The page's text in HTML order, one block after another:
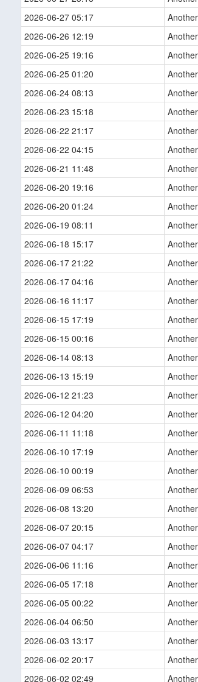
2026-06-27 05:17
2026-06-26 12:19
2026-06-25 19:16
2026-06-25 01:20
2026-06-24 08:13
2026-06-23 15:18
2026-06-22 21:17
2026-06-22 04:15
2026-06-21 11:48
2026-06-20 19:16
2026-06-20 01:24
2026-06-19 08:11
2026-06-18 15:17
2026-06-17 21:22
2026-06-17 04:16
2026-06-16 11:17
2026-06-15 17:19
2026-06-15 00:16
2026-06-14 08:13
2026-06-13 15:19
2026-06-12 21:23
2026-06-12 04:20
2026-06-11 11:18
2026-06-10 17:19
2026-06-10 00:19
2026-06-09 06:53
2026-06-08 13:20
2026-06-07 20:15
2026-06-07 04:17
2026-06-06 11:16
2026-06-05 17:18
2026-06-05 00:22
2026-06-04 06:50
2026-06-03 13:17
2026-06-02 20:17
2026-06-02 02:49